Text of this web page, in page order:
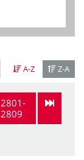
A-Z Z-A
2801-
2809